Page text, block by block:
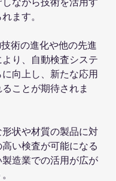
ながら技術を活用す
ます。
術の進化や他の先進
り、自動検査システ
向上し、新たな応用
ことが期待されま
状や材質の製品に対
い検査が可能になる
製造業での活用が広が